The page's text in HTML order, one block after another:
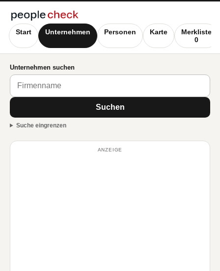
Start Unternehmen Personen Karte
Merkliste
0
Unternehmen suchen
Suchen
Suche eingrenzen
ANZEIGE